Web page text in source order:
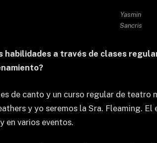
Yasmin
Sancris
habilidades a través de clases
de canto y un curso regular de teatro
y yo seremos la Sra. Fleaming.
en varios eventos.